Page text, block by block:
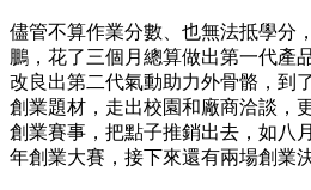
儘管不算作業分數、也無法抵學分
鵬，花了三個月總算做出第一代產
改良出第二代氣動助力外骨骼，到
創業題材，走出校園和廠商洽談，
創業賽事，把點子推銷出去，如八
年創業大賽，接下來還有兩場創業